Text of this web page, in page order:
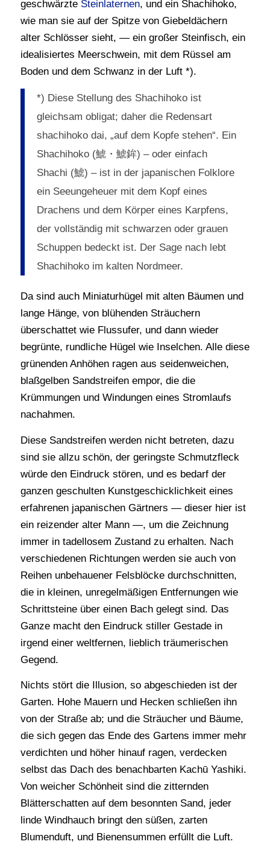
geschwärzte Steinlaternen, und ein Shachihoko,
wie man sie auf der Spitze von Giebeldächern
alter Schlösser sieht, — ein großer Steinfisch, ein
idealisiertes Meerschwein, mit dem Rüssel am
Boden und dem Schwanz in der Luft *).
*) Diese Stellung des Shachihoko ist
gleichsam obligat; daher die Redensart
shachihoko dai, „auf dem Kopfe stehen“. Ein
Shachihoko (鯱・鯱鉾) – oder einfach
Shachi (鯱) – ist in der japanischen Folklore
ein Seeungeheuer mit dem Kopf eines
Drachens und dem Körper eines Karpfens,
der vollständig mit schwarzen oder grauen
Schuppen bedeckt ist. Der Sage nach lebt
Shachihoko im kalten Nordmeer.
Da sind auch Miniaturhügel mit alten Bäumen und
lange Hänge, von blühenden Sträuchern
überschattet wie Flussufer, und dann wieder
begrünte, rundliche Hügel wie Inselchen. Alle diese
grünenden Anhöhen ragen aus seidenweichen,
blaßgelben Sandstreifen empor, die die
Krümmungen und Windungen eines Stromlaufs
nachahmen.
Diese Sandstreifen werden nicht betreten, dazu
sind sie allzu schön, der geringste Schmutzfleck
würde den Eindruck stören, und es bedarf der
ganzen geschulten Kunstgeschicklichkeit eines
erfahrenen japanischen Gärtners — dieser hier ist
ein reizender alter Mann —, um die Zeichnung
immer in tadellosem Zustand zu erhalten. Nach
verschiedenen Richtungen werden sie auch von
Reihen unbehauener Felsblöcke durchschnitten,
die in kleinen, unregelmäßigen Entfernungen wie
Schrittsteine über einen Bach gelegt sind. Das
Ganze macht den Eindruck stiller Gestade in
irgend einer weltfernen, lieblich träumerischen
Gegend.
Nichts stört die Illusion, so abgeschieden ist der
Garten. Hohe Mauern und Hecken schließen ihn
von der Straße ab; und die Sträucher und Bäume,
die sich gegen das Ende des Gartens immer mehr
verdichten und höher hinauf ragen, verdecken
selbst das Dach des benachbarten Kachū Yashiki.
Von weicher Schönheit sind die zitternden
Blätterschatten auf dem besonnten Sand, jeder
linde Windhauch bringt den süßen, zarten
Blumenduft, und Bienensummen erfüllt die Luft.